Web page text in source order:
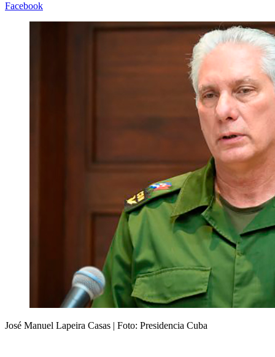
Facebook
José Manuel Lapeira Casas | Foto: Presidencia Cuba